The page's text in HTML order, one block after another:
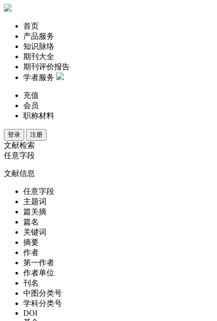
首页
产品服务
知识脉络
期刊大全
期刊评价报告
学者服务
充值
会员
职称材料
登录 注册
文献检索
任意字段
文献信息
任意字段
主题词
篇关摘
篇名
关键词
摘要
作者
第一作者
作者单位
刊名
中图分类号
学科分类号
DOI